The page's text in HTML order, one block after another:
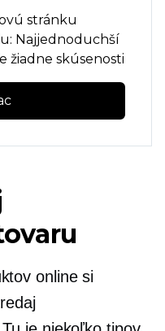
stránku
Najjednoduchší
žiadne skúsenosti
online si